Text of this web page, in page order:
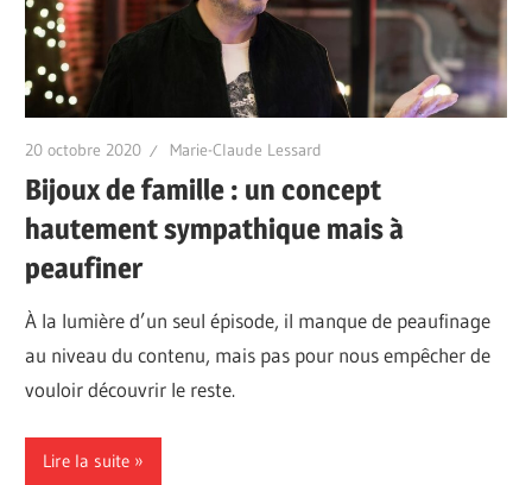
20 octobre 2020 Marie-Claude Lessard
Bijoux de famille : un concept
hautement sympathique mais à
peaufiner
À la lumière d’un seul épisode, il manque de peaufinage
au niveau du contenu, mais pas pour nous empêcher de
vouloir découvrir le reste.
Lire la suite